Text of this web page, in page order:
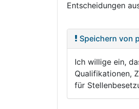
Entscheidungen
Speichern von
Ich willige ein,
Qualifikationen,
für